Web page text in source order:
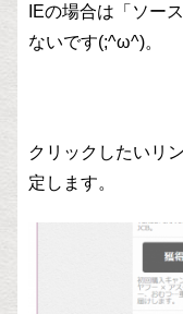
IEの場合は「ソー
ないです(;^ω^)。
クリックしたいリ
定します。